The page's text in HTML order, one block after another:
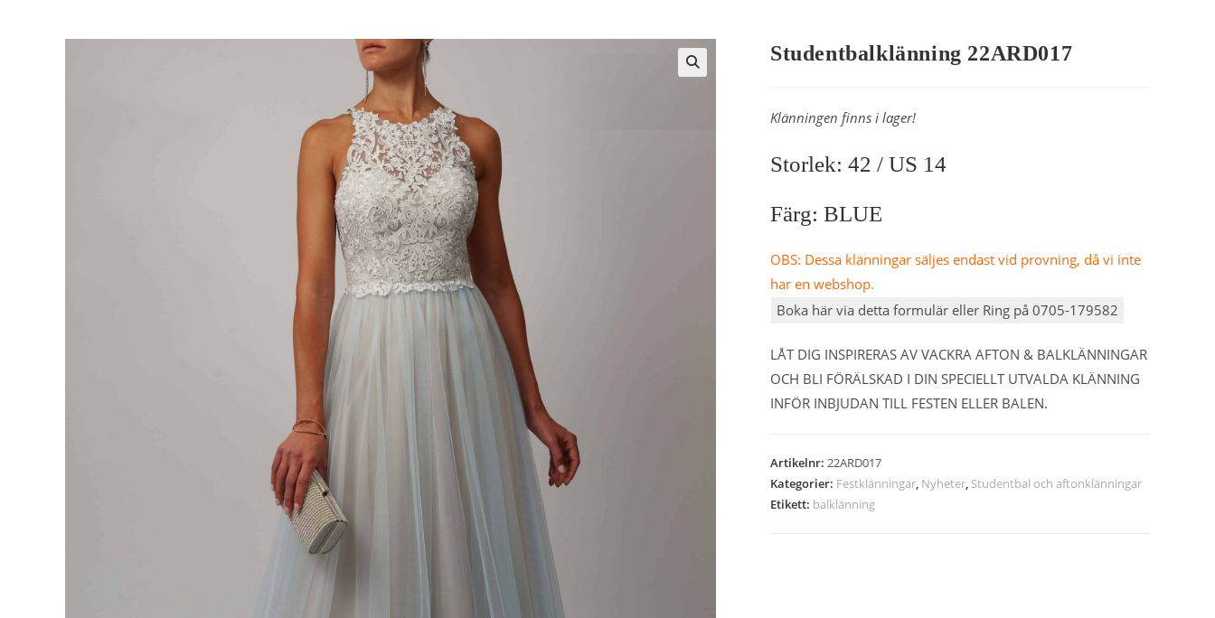
Studentbalklänning 22ARD017
Klänningen finns i lager!
Storlek: 42 / US 14
Färg: BLUE
OBS: Dessa klänningar säljes endast vid provning, då vi inte
har en webshop.
Boka här via detta formulär eller Ring på 0705-179582
LÅT DIG INSPIRERAS AV VACKRA AFTON & BALKLÄNNINGAR
OCH BLI FÖRÄLSKAD I DIN SPECIELLT UTVALDA KLÄNNING
INFÖR INBJUDAN TILL FESTEN ELLER BALEN.
Artikelnr: 22ARD017
Kategorier: Festklänningar, Nyheter, Studentbal och aftonklänningar
Etikett: balklänning